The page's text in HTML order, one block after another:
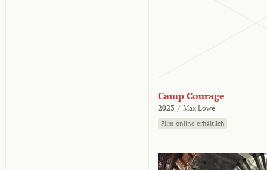
Camp Courage
2023 / Max Lowe
Film online erhältlich